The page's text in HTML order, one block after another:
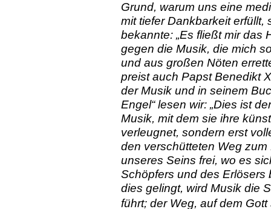
Grund, warum uns eine
mit tiefer Dankbarkeit erfüllt,
bekannte: „Es fließt mir das
gegen die Musik, die mich
und aus großen Nöten
preist auch Papst Benedikt
der Musik und in seinem
Engel“ lesen wir: „Dies ist
Musik, mit dem sie ihre
verleugnet, sondern erst
den verschütteten Weg zum
unseres Seins frei, wo es
Schöpfers und des Erlösers
dies gelingt, wird Musik die
führt; der Weg, auf dem Gott